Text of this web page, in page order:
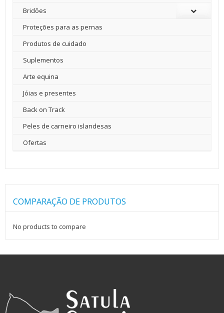
Bridões
Proteções para as pernas
Produtos de cuidado
Suplementos
Arte equina
Jóias e presentes
Back on Track
Peles de carneiro islandesas
Ofertas
COMPARAÇÃO DE PRODUTOS
No products to compare